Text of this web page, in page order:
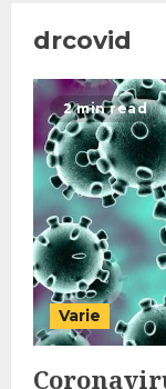
drcovid
2 min read
Varie